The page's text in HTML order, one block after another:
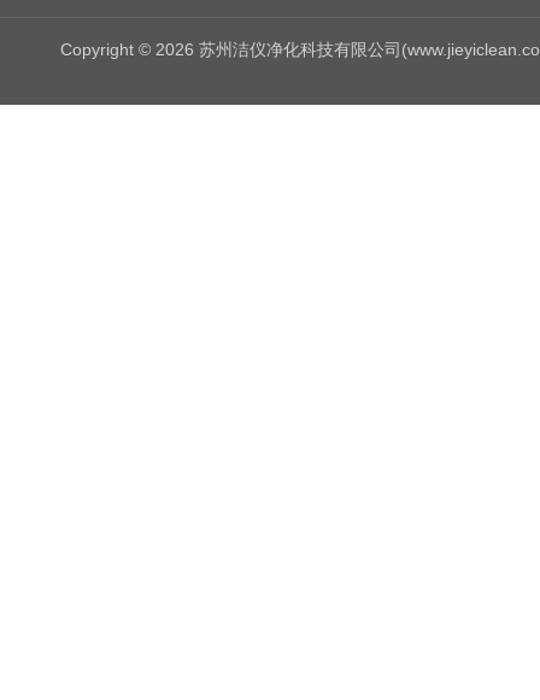
Copyright © 2026 苏州洁仪净化科技有限公司